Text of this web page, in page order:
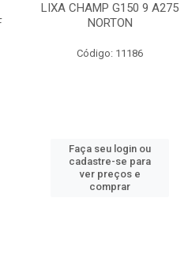
LIXA CHAMP G150 9 A275
NORTON
Código: 11186
Faça seu login ou
cadastre-se para
ver preços e
comprar